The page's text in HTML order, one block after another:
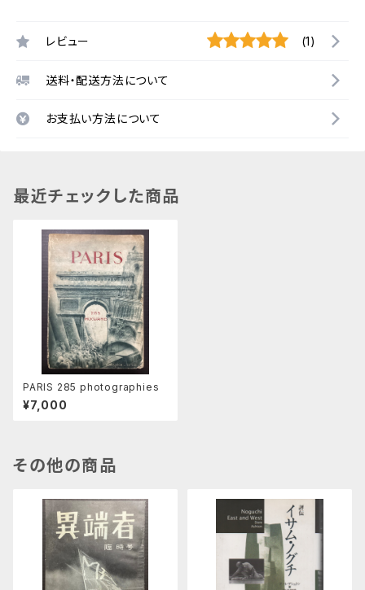
レビュー (1)
送料・配送方法について
お支払い方法について
最近チェックした商品
PARIS 285 photographies
¥7,000
その他の商品